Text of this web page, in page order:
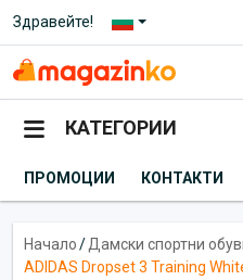
Здравейте!
КАТЕГОРИИ
ПРОМОЦИИ КОНТАКТИ
Начало/Дамски спортни
ADIDAS Dropset 3 Training